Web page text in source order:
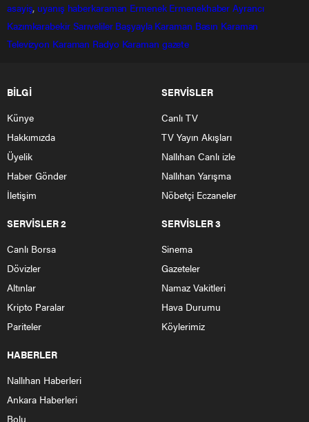
asayiş, uyanış haberkaraman Ermenek Ermenekhaber Ayrancı
Kazımkarabekir Sarıveliler Başyayla Karaman Basın Karaman
Televizyon Karaman Radyo Karaman gazete
BİLGİ
Künye
Hakkımızda
Üyelik
Haber Gönder
İletişim
SERVİSLER
Canlı TV
TV Yayın Akışları
Nallıhan Canlı izle
Nallıhan Yarışma
Nöbetçi Eczaneler
SERVİSLER 2
Canlı Borsa
Dövizler
Altınlar
Kripto Paralar
Pariteler
SERVİSLER 3
Sinema
Gazeteler
Namaz Vakitleri
Hava Durumu
Köylerimiz
HABERLER
Nallıhan Haberleri
Ankara Haberleri
Bolu